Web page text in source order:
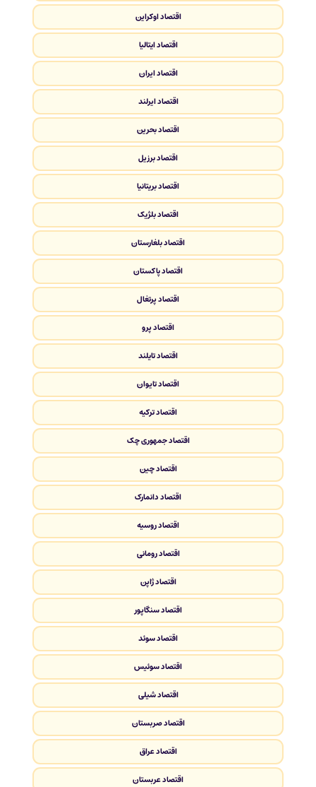
اقتصاد اوکراین
اقتصاد ایتالیا
اقتصاد ایران
اقتصاد ایرلند
اقتصاد بحرین
اقتصاد برزیل
اقتصاد بریتانیا
اقتصاد بلژیک
اقتصاد بلغارستان
اقتصاد پاکستان
اقتصاد پرتغال
اقتصاد پرو
اقتصاد تایلند
اقتصاد تایوان
اقتصاد ترکیه
اقتصاد جمهوری چک
اقتصاد چین
اقتصاد دانمارک
اقتصاد روسیه
اقتصاد رومانی
اقتصاد ژاپن
اقتصاد سنگاپور
اقتصاد سوئد
اقتصاد سوئیس
اقتصاد شیلی
اقتصاد صربستان
اقتصاد عراق
اقتصاد عربستان